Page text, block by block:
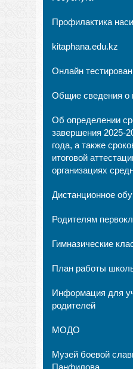
Профилактика
kitaphana.edu.kz
Онлайн
Общие сведения о
Об определении
завершения 2025-
года, а также
итоговой
организациях
Дистанционное
Родителям
Гимназические
План работы
Информация для
родителей
МОДО
Музей боевой
Панфилова